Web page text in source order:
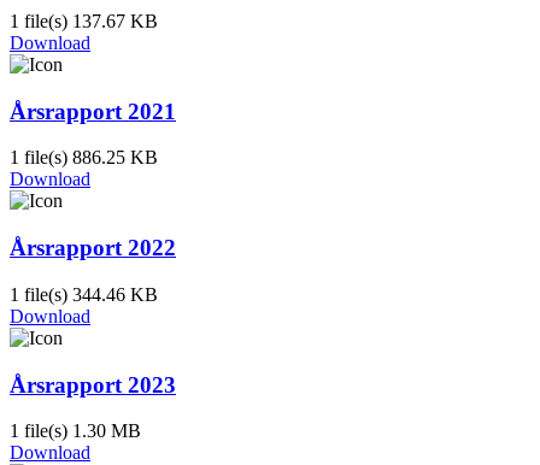
1 file(s) 137.67 KB
Download
Årsrapport 2021
1 file(s) 886.25 KB
Download
Årsrapport 2022
1 file(s) 344.46 KB
Download
Årsrapport 2023
1 file(s) 1.30 MB
Download